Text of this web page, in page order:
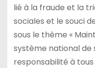
lié à la fraude et la
sociales et le souci
sous le thème «
système national de
responsabilité à